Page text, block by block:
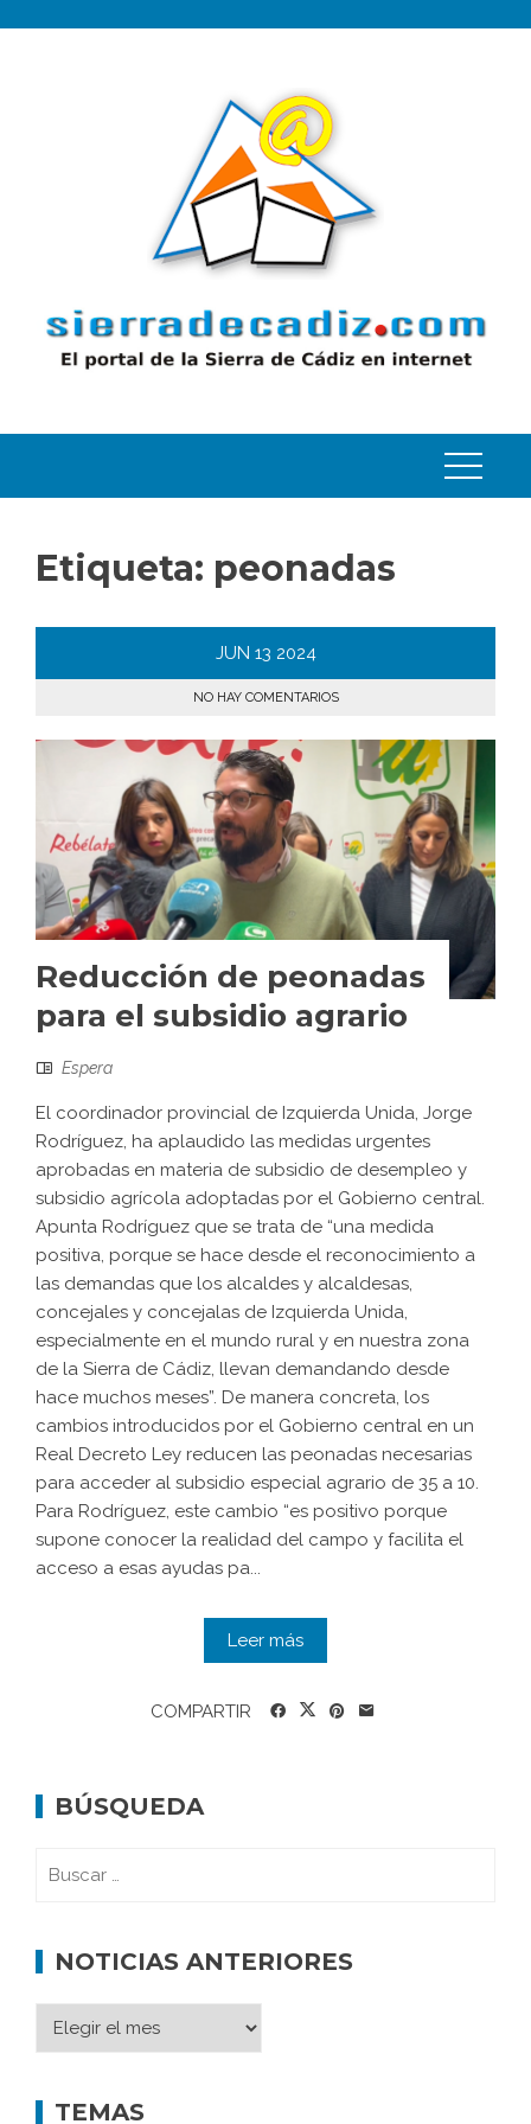
Etiqueta: peonadas
JUN 13 2024
NO HAY COMENTARIOS
Reducción de peonadas
para el subsidio agrario
Espera
El coordinador provincial de Izquierda Unida, Jorge
Rodríguez, ha aplaudido las medidas urgentes
aprobadas en materia de subsidio de desempleo y
subsidio agrícola adoptadas por el Gobierno central.
Apunta Rodríguez que se trata de “una medida
positiva, porque se hace desde el reconocimiento a
las demandas que los alcaldes y alcaldesas,
concejales y concejalas de Izquierda Unida,
especialmente en el mundo rural y en nuestra zona
de la Sierra de Cádiz, llevan demandando desde
hace muchos meses”. De manera concreta, los
cambios introducidos por el Gobierno central en un
Real Decreto Ley reducen las peonadas necesarias
para acceder al subsidio especial agrario de 35 a 10.
Para Rodríguez, este cambio “es positivo porque
supone conocer la realidad del campo y facilita el
acceso a esas ayudas pa...
Leer más
COMPARTIR
BÚSQUEDA
NOTICIAS ANTERIORES
TEMAS